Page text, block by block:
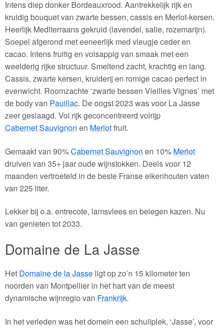
Intens diep donker Bordeauxrood. Aantrekkelijk rijk en
kruidig bouquet van zwarte bessen, cassis en Merlot-kersen.
Heerlijk Mediterraans gekruid (lavendel, salie, rozemarijn).
Soepel afgerond met eeneerlijk med vleugje ceder en
cacao. Intens fruitig en volsappig van smaak met een
weelderig rijke structuur. Smeltend zacht, krachtig en lang.
Cassis, zwarte kersen, kruiderij en romige cacao perfect in
evenwicht. Roomzachte ‘zwarte bessen Vieilles Vignes’ met
de body van Pauillac. De oogst 2023 was voor La Jasse
zeer geslaagd. Vol rijk geconcentreerd volrijp
Cabernet Sauvignon en Merlotfruit.
Gemaakt van 90%Cabernet Sauvignon en 10% Merlot
druiven van 35+ jaar oude wijnstokken. Deels voor 12
maanden vertroeteld in de beste Franse eikenhouten vaten
van 225 liter.
Lekker bij o.a. entrecote, lamsvlees en belegen kazen. Nu
van genieten tot 2033.
Domaine de La Jasse
Het Domaine de la Jasseligt op zo’n 15 kilometer ten
noorden van Montpellier in het hart van de meest
dynamische wijnregio van Frankrijk.
In het verleden was het domein een schuilplek, ‘Jasse’, voor